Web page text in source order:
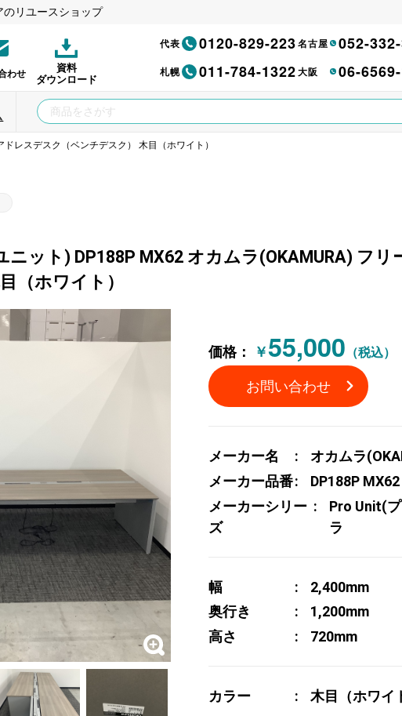
リユースショップ
わせ
資料
ダウンロード
代表 0120-829-223名古屋 052-
札幌 011-784-1322大阪 06-
ドレスデスク（ベンチデスク） 木目（ホワイト）
ニット) DP188P MX62 オカムラ(OKAMURA) フ
（ホワイト）
価格： ￥55,000 （税込）
お問い合わせ
メーカー名
オカムラ
メーカー品番
DP188P MX62
メーカーシリー
ズ
Pro Unit(
ラ
幅
2,400mm
奥行き
1,200mm
高さ
720mm
カラー 木目（ホワイ